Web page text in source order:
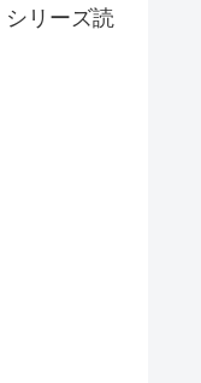
リーズ読